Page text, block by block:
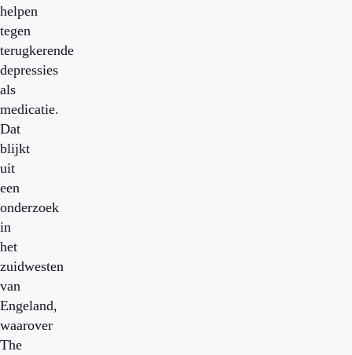
helpen
tegen
terugkerende
depressies
als
medicatie.
Dat
blijkt
uit
een
onderzoek
in
het
zuidwesten
van
Engeland,
waarover
The